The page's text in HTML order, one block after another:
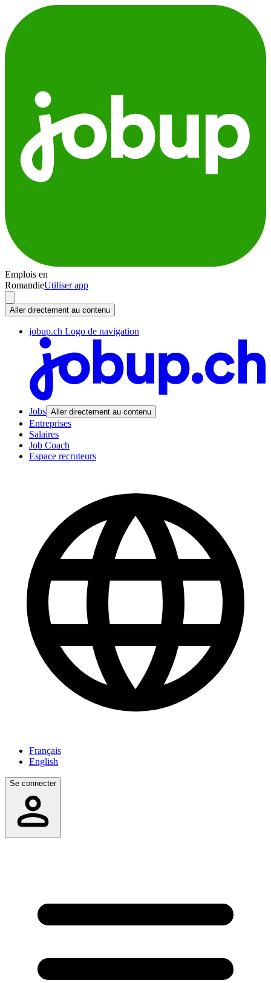
Emplois en
RomandieUtiliser app
Aller directement au contenu
jobup.ch Logo de navigation
Jobs Aller directement au contenu
Entreprises
Salaires
Job Coach
Espace recruteurs
Français
English
Se connecter